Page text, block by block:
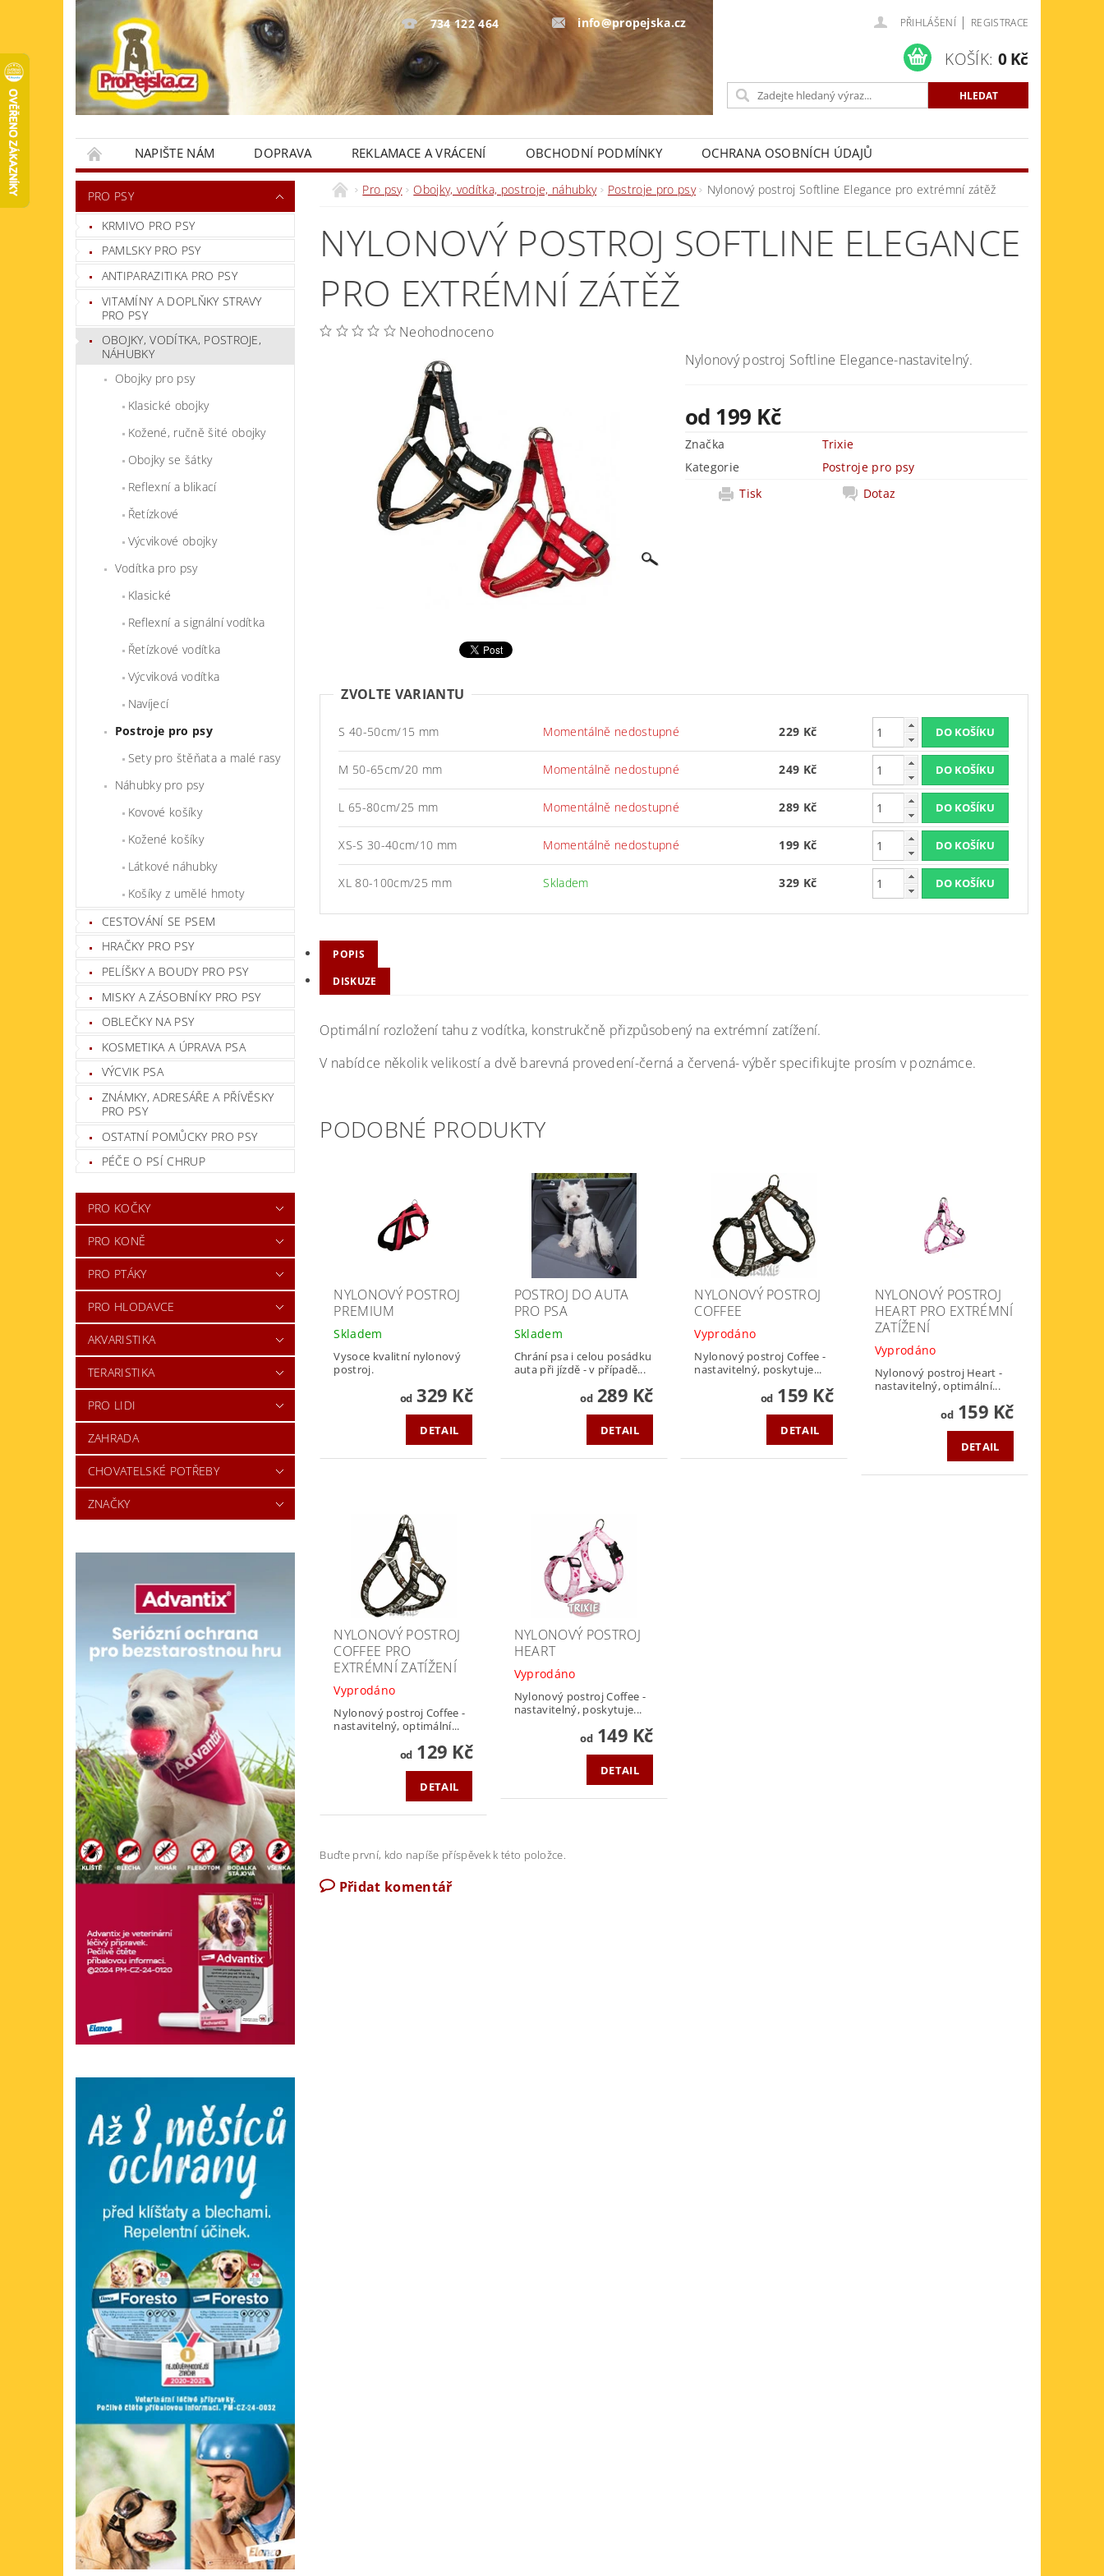
734 122 464 info@propejska.cz PŘIHLÁŠENÍ | REGISTRACE
KOŠÍK: 0 Kč
NAPIŠTE NÁM DOPRAVA REKLAMACE A VRÁCENÍ OBCHODNÍ PODMÍNKY
OCHRANA OSOBNÍCH ÚDAJŮ
KONTAKTY
PRO PSY
KRMIVO PRO PSY
PAMLSKY PRO PSY
ANTIPARAZITIKA PRO PSY
VITAMÍNY A DOPLŇKY STRAVY
PRO PSY
OBOJKY, VODÍTKA, POSTROJE,
NÁHUBKY
Obojky pro psy
Klasické obojky
Kožené, ručně šité obojky
Obojky se šátky
Reflexní a blikací
Řetízkové
Výcvikové obojky
Vodítka pro psy
Klasické
Reflexní a signální vodítka
Řetízkové vodítka
Výcviková vodítka
Navíjecí
Postroje pro psy
Sety pro štěňata a malé rasy
Náhubky pro psy
Kovové košíky
Kožené košíky
Látkové náhubky
Košíky z umělé hmoty
CESTOVÁNÍ SE PSEM
HRAČKY PRO PSY
PELÍŠKY A BOUDY PRO PSY
MISKY A ZÁSOBNÍKY PRO PSY
OBLEČKY NA PSY
KOSMETIKA A ÚPRAVA PSA
VÝCVIK PSA
ZNÁMKY, ADRESÁŘE A PŘÍVĚSKY
PRO PSY
OSTATNÍ POMŮCKY PRO PSY
PÉČE O PSÍ CHRUP
PRO KOČKY
PRO KONĚ
PRO PTÁKY
PRO HLODAVCE
AKVARISTIKA
TERARISTIKA
PRO LIDI
ZAHRADA
CHOVATELSKÉ POTŘEBY
ZNAČKY
Pro psy Obojky, vodítka, postroje, náhubky Postroje pro psy Nylonový postroj Softline Elegance pro extrémní zátěž
NYLONOVÝ POSTROJ SOFTLINE ELEGANCE
PRO EXTRÉMNÍ ZÁTĚŽ
Neohodnoceno
Nylonový postroj Softline Elegance-nastavitelný.
od 199 Kč
Značka
Trixie
Kategorie
Postroje pro psy
Tisk
Dotaz
ZVOLTE VARIANTU
S 40-50cm/15 mm Momentálně nedostupné 229 Kč
M 50-65cm/20 mm Momentálně nedostupné 249 Kč
L 65-80cm/25 mm Momentálně nedostupné 289 Kč
XS-S 30-40cm/10 mm Momentálně nedostupné 199 Kč
XL 80-100cm/25 mm Skladem 329 Kč
POPIS
DISKUZE
Optimální rozložení tahu z vodítka, konstrukčně přizpůsobený na extrémní zatížení.
V nabídce několik velikostí a dvě barevná provedení-černá a červená- výběr specifikujte prosím v poznámce.
PODOBNÉ PRODUKTY
NYLONOVÝ POSTROJ
PREMIUM
Skladem
Vysoce kvalitní nylonový
postroj.
od329 Kč
DETAIL
POSTROJ DO AUTA
PRO PSA
Skladem
Chrání psa i celou posádku
auta při jízdě - v případě...
od289 Kč
DETAIL
NYLONOVÝ POSTROJ
COFFEE
Vyprodáno
Nylonový postroj Coffee -
nastavitelný, poskytuje...
od159 Kč
DETAIL
NYLONOVÝ POSTROJ
HEART PRO EXTRÉMNÍ
ZATÍŽENÍ
Vyprodáno
Nylonový postroj Heart -
nastavitelný, optimální...
od159 Kč
DETAIL
NYLONOVÝ POSTROJ
COFFEE PRO
EXTRÉMNÍ ZATÍŽENÍ
Vyprodáno
Nylonový postroj Coffee -
nastavitelný, optimální...
od129 Kč
DETAIL
NYLONOVÝ POSTROJ
HEART
Vyprodáno
Nylonový postroj Coffee -
nastavitelný, poskytuje...
od149 Kč
DETAIL
Buďte první, kdo napíše příspěvek k této položce.
Přidat komentář